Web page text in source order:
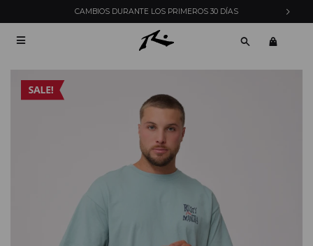
CAMBIOS DURANTE LOS PRIMEROS 30 DÍAS
